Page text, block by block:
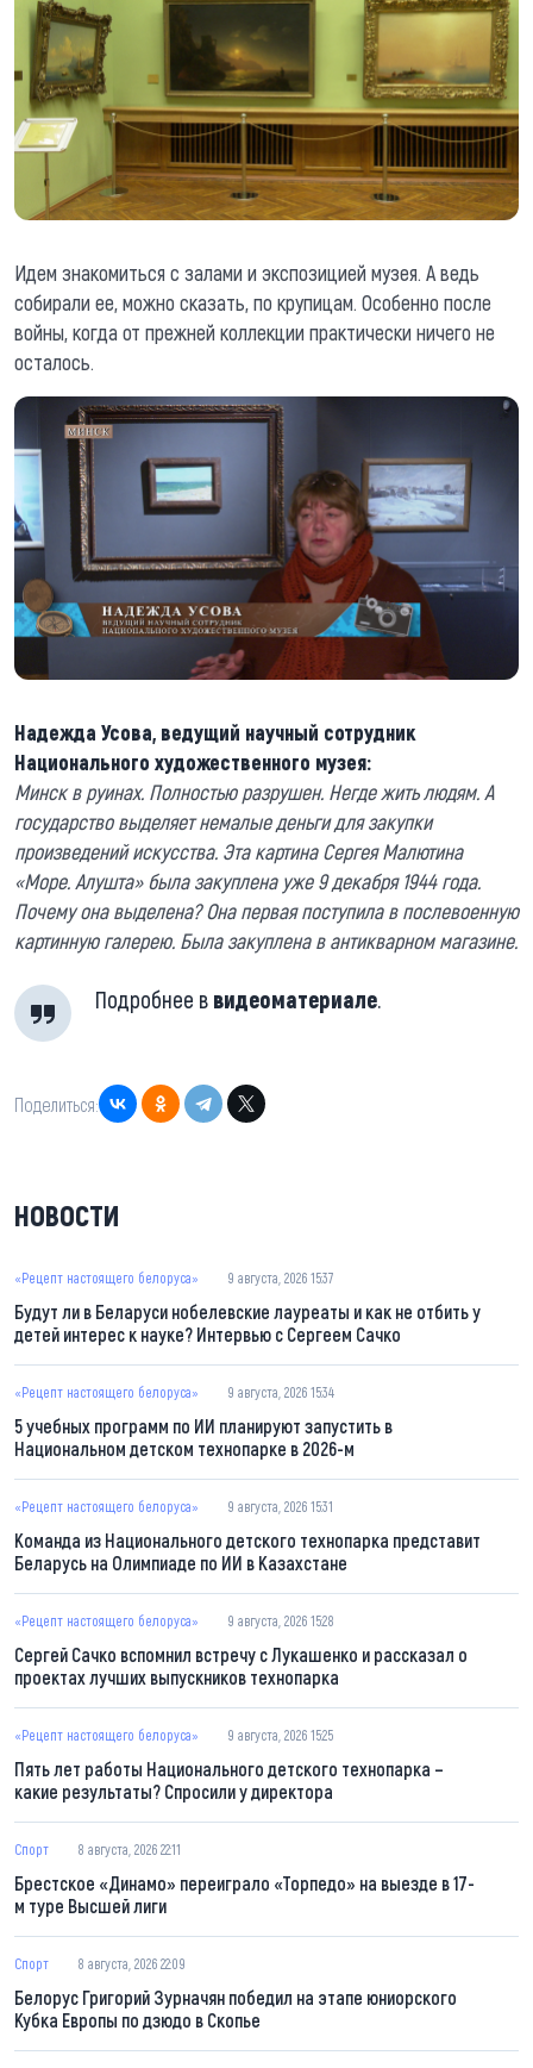
Идем знакомиться с залами и экспозицией музея. А ведь
собирали ее, можно сказать, по крупицам. Особенно после
войны, когда от прежней коллекции практически ничего не
осталось.
Надежда Усова, ведущий научный сотрудник
Национального художественного музея:
Минск в руинах. Полностью разрушен. Негде жить людям. А
государство выделяет немалые деньги для закупки
произведений искусства. Эта картина Сергея Малютина
«Море. Алушта» была закуплена уже 9 декабря 1944 года.
Почему она выделена? Она первая поступила в послевоенную
картинную галерею. Была закуплена в антикварном магазине.
Подробнее в видеоматериале.
Поделиться:
НОВОСТИ
«Рецепт настоящего белоруса» 9 августа, 2026 15:37
Будут ли в Беларуси нобелевские лауреаты и как не отбить у
детей интерес к науке? Интервью с Сергеем Сачко
«Рецепт настоящего белоруса» 9 августа, 2026 15:34
5 учебных программ по ИИ планируют запустить в
Национальном детском технопарке в 2026-м
«Рецепт настоящего белоруса» 9 августа, 2026 15:31
Команда из Национального детского технопарка представит
Беларусь на Олимпиаде по ИИ в Казахстане
«Рецепт настоящего белоруса» 9 августа, 2026 15:28
Сергей Сачко вспомнил встречу с Лукашенко и рассказал о
проектах лучших выпускников технопарка
«Рецепт настоящего белоруса» 9 августа, 2026 15:25
Пять лет работы Национального детского технопарка –
какие результаты? Спросили у директора
Спорт 8 августа, 2026 22:11
Брестское «Динамо» переиграло «Торпедо» на выезде в 17-
м туре Высшей лиги
Спорт 8 августа, 2026 22:09
Белорус Григорий Зурначян победил на этапе юниорского
Кубка Европы по дзюдо в Скопье